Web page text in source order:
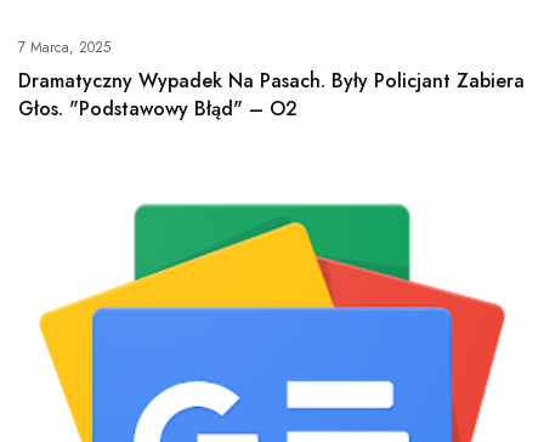
7 Marca, 2025
Dramatyczny Wypadek Na Pasach. Były Policjant Zabiera
Głos. "Podstawowy Błąd" – O2